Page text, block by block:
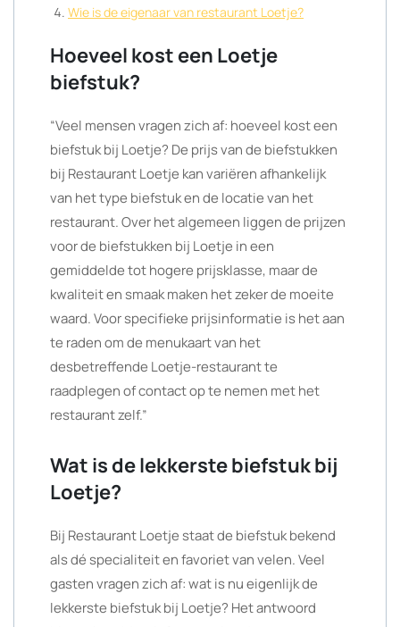
Wie is de eigenaar van restaurant Loetje?
Hoeveel kost een Loetje
biefstuk?
“Veel mensen vragen zich af: hoeveel kost een
biefstuk bij Loetje? De prijs van de biefstukken
bij Restaurant Loetje kan variëren afhankelijk
van het type biefstuk en de locatie van het
restaurant. Over het algemeen liggen de prijzen
voor de biefstukken bij Loetje in een
gemiddelde tot hogere prijsklasse, maar de
kwaliteit en smaak maken het zeker de moeite
waard. Voor specifieke prijsinformatie is het aan
te raden om de menukaart van het
desbetreffende Loetje-restaurant te
raadplegen of contact op te nemen met het
restaurant zelf.”
Wat is de lekkerste biefstuk bij
Loetje?
Bij Restaurant Loetje staat de biefstuk bekend
als dé specialiteit en favoriet van velen. Veel
gasten vragen zich af: wat is nu eigenlijk de
lekkerste biefstuk bij Loetje? Het antwoord